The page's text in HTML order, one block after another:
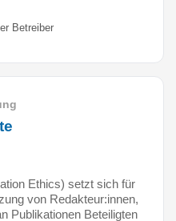
Betreiber
Ethics) setzt sich für
von Redakteur:innen,
Publikationen Beteiligten